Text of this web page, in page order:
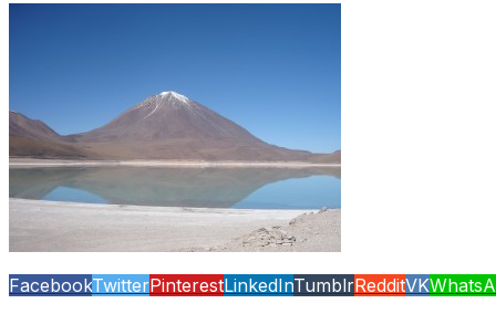
FacebookTwitterPinterestLinkedInTumblrRedditVK